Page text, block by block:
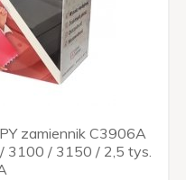
zamiennik C3906A
3100 / 3150 / 2,5 tys.